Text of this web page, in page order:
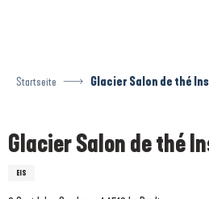
Startseite Glacier Salon de thé
Glacier Salon de thé
EIS